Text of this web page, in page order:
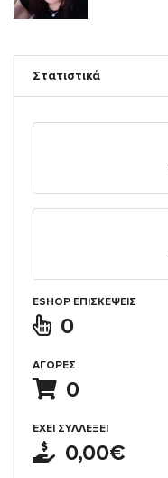
Στατιστικά
ESHOP ΕΠΙΣΚΈΨΕΙΣ
0
ΑΓΟΡΈΣ
0
ΈΧΕΙ ΣΥΛΛΈΞΕΙ
0,00€